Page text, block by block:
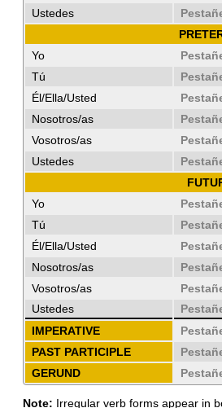
Ustedes
Yo
Tú
Él/Ella/Usted
Nosotros/as
Vosotros/as
Ustedes
Yo
Tú
Él/Ella/Usted
Nosotros/as
Vosotros/as
Ustedes
IMPERATIVE
PAST PARTICIPLE
GERUND
Note: Irregular verb forms appear in